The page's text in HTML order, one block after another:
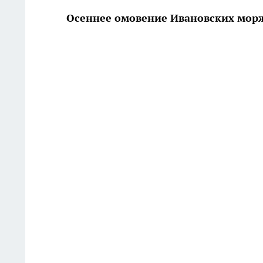
Осеннее омовение Ивановских